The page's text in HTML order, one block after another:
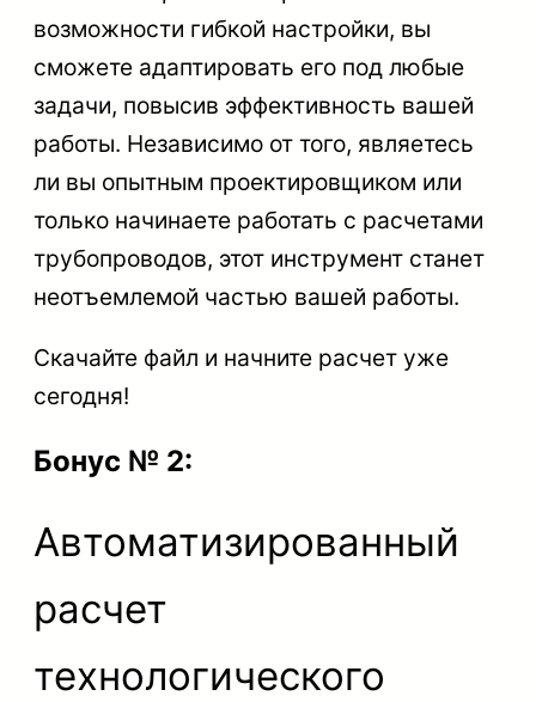
возможности гибкой настройки, вы
сможете адаптировать его под любые
задачи, повысив эффективность вашей
работы. Независимо от того, являетесь
ли вы опытным проектировщиком или
только начинаете работать с расчетами
трубопроводов, этот инструмент станет
неотъемлемой частью вашей работы.
Скачайте файл и начните расчет уже
сегодня!
Бонус № 2:
Автоматизированный
расчет
технологического